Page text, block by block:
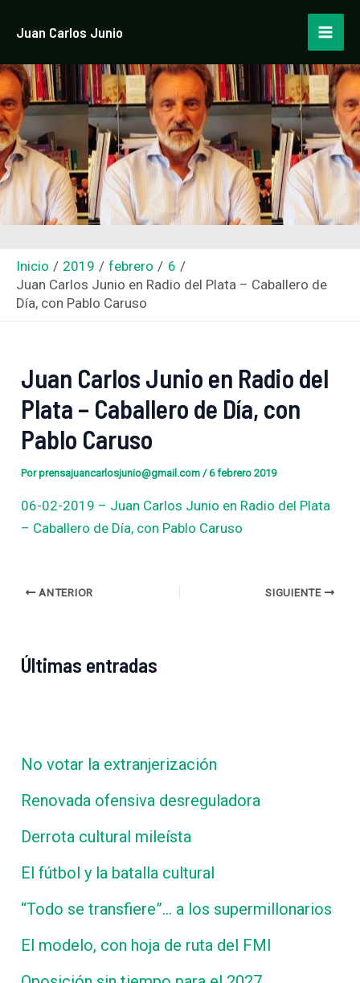
Juan Carlos Junio
Inicio 2019 febrero
6
Juan Carlos Junio ​​en Radio del Plata – Caballero de
Día, con Pablo Caruso
Juan Carlos Junio ​​en Radio del
Plata – Caballero de Día, con
Pablo Caruso
Porprensajuancarlosjunio@gmail.com/6 febrero 2019
06-02-2019 – Juan Carlos Junio ​​en Radio del Plata
– Caballero de Día, con Pablo Caruso
de
ANTERIOR SIGUIENTE
Últimas entradas
No votar la extranjerización
Renovada ofensiva desreguladora
Derrota cultural mileísta
El fútbol y la batalla cultural
“Todo se transfiere”… a los supermillonarios
El modelo, con hoja de ruta del FMI